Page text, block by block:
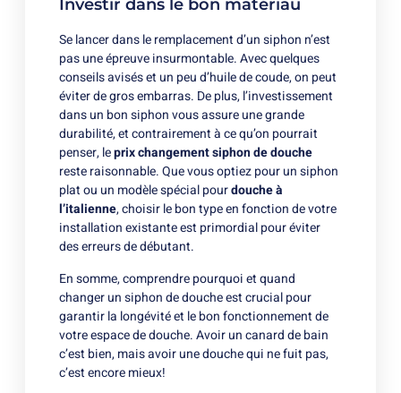
Investir dans le bon matériau
Se lancer dans le remplacement d’un siphon n’est
pas une épreuve insurmontable. Avec quelques
conseils avisés et un peu d’huile de coude, on peut
éviter de gros embarras. De plus, l’investissement
dans un bon siphon vous assure une grande
durabilité, et contrairement à ce qu’on pourrait
penser, leprix changement siphon de douche
reste raisonnable. Que vous optiez pour un siphon
plat ou un modèle spécial pourdouche à
l’italienne, choisir le bon type en fonction de votre
installation existante est primordial pour éviter
des erreurs de débutant.
En somme, comprendre pourquoi et quand
changer un siphon de douche est crucial pour
garantir la longévité et le bon fonctionnement de
votre espace de douche. Avoir un canard de bain
c’est bien, mais avoir une douche qui ne fuit pas,
c’est encore mieux!